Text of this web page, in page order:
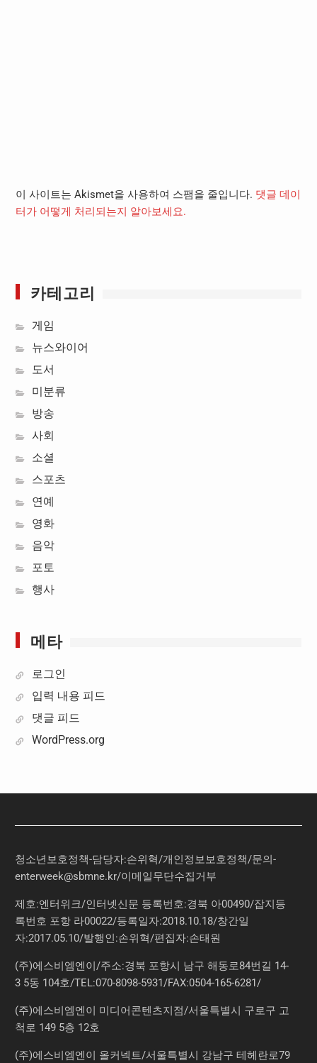
이 사이트는 Akismet을 사용하여 스팸을 줄입니다. 댓글 데이
터가 어떻게 처리되는지 알아보세요.
카테고리
게임
뉴스와이어
도서
미분류
방송
사회
소셜
스포츠
연예
영화
음악
포토
행사
메타
로그인
입력 내용 피드
댓글 피드
WordPress.org
청소년보호정책-담당자:손위혁/개인정보보호정책/문의-
enterweek@sbmne.kr/이메일무단수집거부
제호:엔터위크/인터넷신문 등록번호:경북 아00490/잡지등
록번호 포항 라00022/등록일자:2018.10.18/창간일
자:2017.05.10/발행인:손위혁/편집자:손태원
(주)에스비엠엔이/주소:경북 포항시 남구 해동로84번길 14-
3 5동 104호/TEL:070-8098-5931/FAX:0504-165-6281/
(주)에스비엠엔이 미디어콘텐츠지점/서울특별시 구로구 고
척로 149 5층 12호
(주)에스비엠엔이 올커넥트/서울특별시 강남구 테헤란로79